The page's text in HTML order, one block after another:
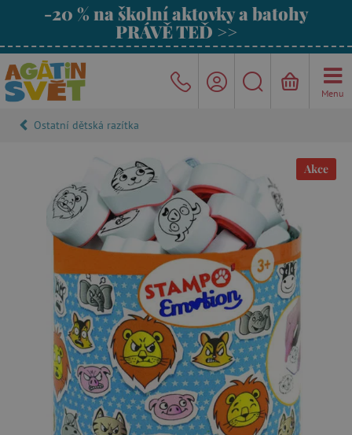
-20 % na školní aktovky a batohy
PRÁVĚ TEĎ >>
Menu
Ostatní dětská razítka
Akce